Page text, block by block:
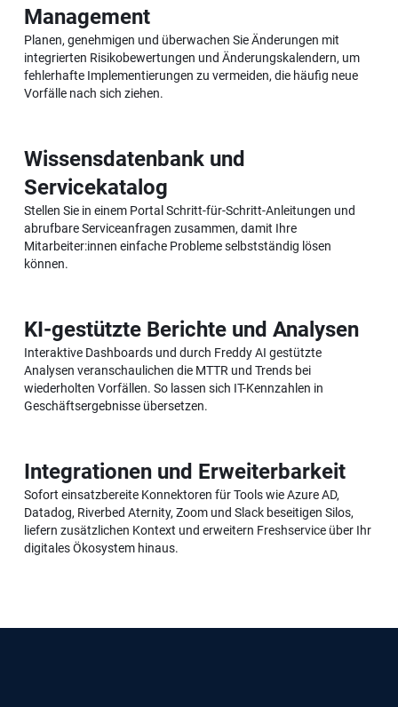
Management
Planen, genehmigen und überwachen Sie Änderungen mit
integrierten Risikobewertungen und Änderungskalendern, um
fehlerhafte Implementierungen zu vermeiden, die häufig neue
Vorfälle nach sich ziehen.
Wissensdatenbank und
Servicekatalog
Stellen Sie in einem Portal Schritt-für-Schritt-Anleitungen und
abrufbare Serviceanfragen zusammen, damit Ihre
Mitarbeiter:innen einfache Probleme selbstständig lösen
können.
KI-gestützte Berichte und Analysen
Interaktive Dashboards und durch Freddy AI gestützte
Analysen veranschaulichen die MTTR und Trends bei
wiederholten Vorfällen. So lassen sich IT-Kennzahlen in
Geschäftsergebnisse übersetzen.
Integrationen und Erweiterbarkeit
Sofort einsatzbereite Konnektoren für Tools wie Azure AD,
Datadog, Riverbed Aternity, Zoom und Slack beseitigen Silos,
liefern zusätzlichen Kontext und erweitern Freshservice über Ihr
digitales Ökosystem hinaus.